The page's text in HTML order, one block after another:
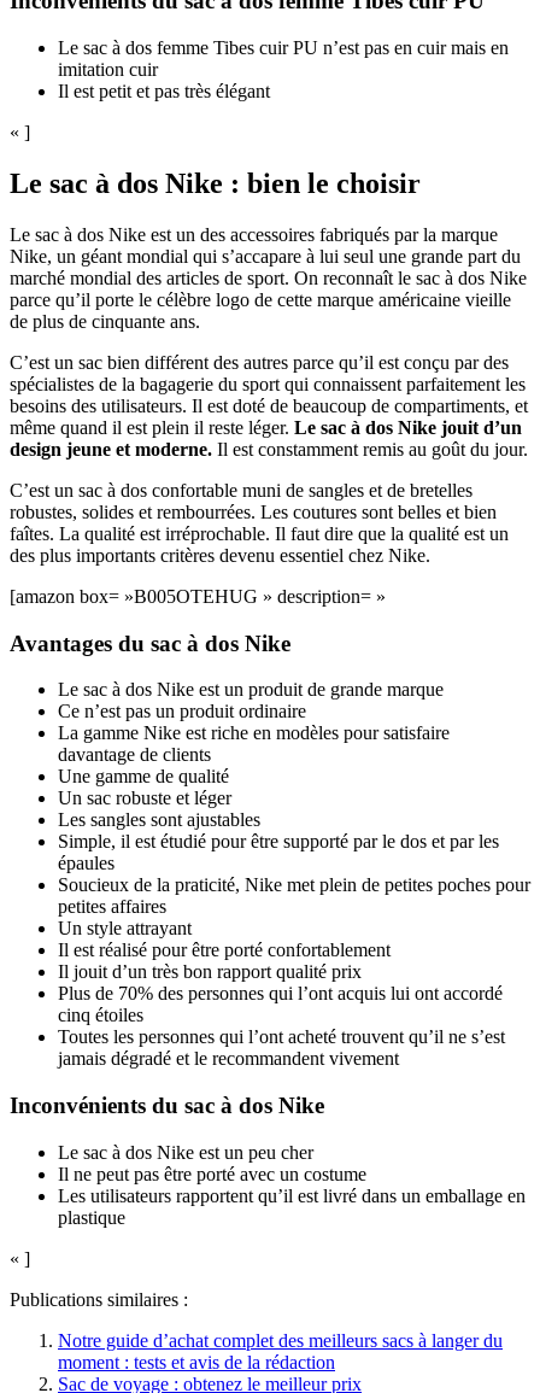
Le sac à dos femme Tibes cuir PU n’est pas en cuir mais en
imitation cuir
Il est petit et pas très élégant
« ]
Le sac à dos Nike : bien le choisir
Le sac à dos Nike est un des accessoires fabriqués par la marque
Nike, un géant mondial qui s’accapare à lui seul une grande part du
marché mondial des articles de sport. On reconnaît le sac à dos Nike
parce qu’il porte le célèbre logo de cette marque américaine vieille
de plus de cinquante ans.
C’est un sac bien différent des autres parce qu’il est conçu par des
spécialistes de la bagagerie du sport qui connaissent parfaitement les
besoins des utilisateurs. Il est doté de beaucoup de compartiments, et
même quand il est plein il reste léger. Le sac à dos Nike jouit d’un
design jeune et moderne. Il est constamment remis au goût du jour.
C’est un sac à dos confortable muni de sangles et de bretelles
robustes, solides et rembourrées. Les coutures sont belles et bien
faîtes. La qualité est irréprochable. Il faut dire que la qualité est un
des plus importants critères devenu essentiel chez Nike.
[amazon box= »B005OTEHUG » description= »
Avantages du sac à dos Nike
Le sac à dos Nike est un produit de grande marque
Ce n’est pas un produit ordinaire
La gamme Nike est riche en modèles pour satisfaire
davantage de clients
Une gamme de qualité
Un sac robuste et léger
Les sangles sont ajustables
Simple, il est étudié pour être supporté par le dos et par les
épaules
Soucieux de la praticité, Nike met plein de petites poches pour
petites affaires
Un style attrayant
Il est réalisé pour être porté confortablement
Il jouit d’un très bon rapport qualité prix
Plus de 70% des personnes qui l’ont acquis lui ont accordé
cinq étoiles
Toutes les personnes qui l’ont acheté trouvent qu’il ne s’est
jamais dégradé et le recommandent vivement
Inconvénients du sac à dos Nike
Le sac à dos Nike est un peu cher
Il ne peut pas être porté avec un costume
Les utilisateurs rapportent qu’il est livré dans un emballage en
plastique
« ]
Publications similaires :
Notre guide d’achat complet des meilleurs sacs à langer du
moment : tests et avis de la rédaction
Sac de voyage : obtenez le meilleur prix